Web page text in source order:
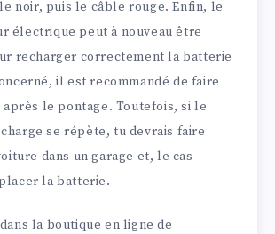
noir, puis le câble rouge. Enfin, le
électrique peut à nouveau être
recharger correctement la batterie
il est recommandé de faire
le pontage. Toutefois, si le
se répète, tu devrais faire
dans un garage et, le cas
la batterie.
la boutique en ligne de